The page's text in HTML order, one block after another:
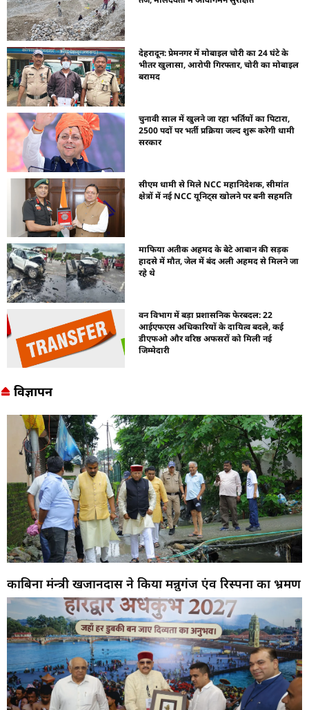
देहरादून: प्रेमनगर में मोबाइल चोरी का 24 घंटे के
भीतर खुलासा, आरोपी गिरफ्तार, चोरी का मोबाइल
बरामद
चुनावी साल में खुलने जा रहा भर्तियों का पिटारा,
2500 पदों पर भर्ती प्रक्रिया जल्द शुरू करेगी धामी
सरकार
सीएम धामी से मिले NCC महानिदेशक, सीमांत
क्षेत्रों में नई NCC यूनिट्स खोलने पर बनी सहमति
माफिया अतीक अहमद के बेटे आबान की सड़क
हादसे में मौत, जेल में बंद अली अहमद से मिलने जा
रहे थे
वन विभाग में बड़ा प्रशासनिक फेरबदल: 22
आईएफएस अधिकारियों के दायित्व बदले, कई
डीएफओ और वरिष्ठ अफसरों को मिली नई
जिम्मेदारी
विज्ञापन
काबिना मंन्त्री खजानदास ने किया मन्नुगंज एंव रिस्पना का भ्रमण